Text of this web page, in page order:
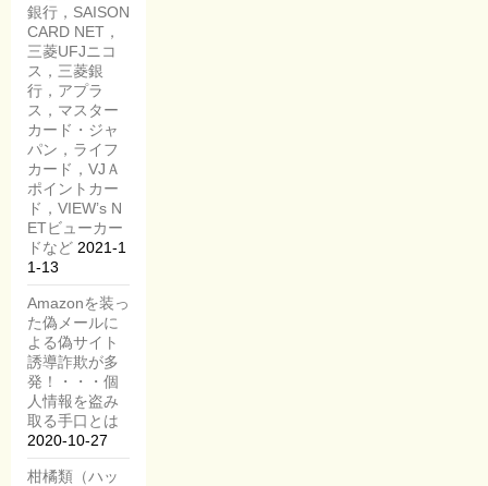
銀行，SAISON
CARD NET，
三菱UFJニコ
ス，三菱銀
行，アプラ
ス，マスター
カード・ジャ
パン，ライフ
カード，VJＡ
ポイントカー
ド，VIEW’s N
ETビューカー
ドなど 2021-1
1-13
Amazonを装っ
た偽メールに
よる偽サイト
誘導詐欺が多
発！・・・個
人情報を盗み
取る手口とは
2020-10-27
柑橘類（ハッ